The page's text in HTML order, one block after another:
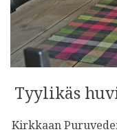
Tyylikäs
Kirkkaan